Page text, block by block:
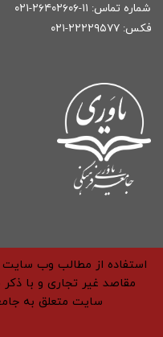
شماره تماس: ۱۱-۲۶۴۰۲۶۰۶-۰۲۱
فکس: ۲۲۲۲۹۵۷۷-۰۲۱
استفاده از مطالب وب سایت
مقاصد غیر تجاری و با
سایت متعلق به